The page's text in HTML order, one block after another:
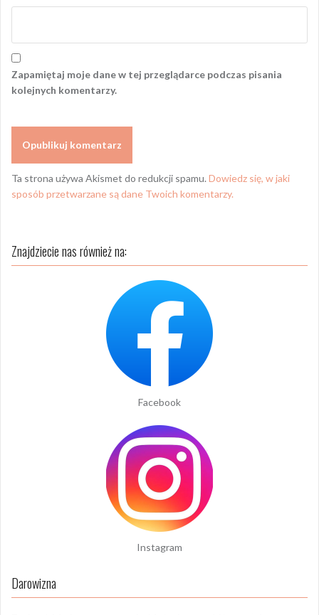
Zapamiętaj moje dane w tej przeglądarce podczas pisania
kolejnych komentarzy.
Ta strona używa Akismet do redukcji spamu. Dowiedz się, w jaki
sposób przetwarzane są dane Twoich komentarzy.
Znajdziecie nas również na:
Facebook
Instagram
Darowizna